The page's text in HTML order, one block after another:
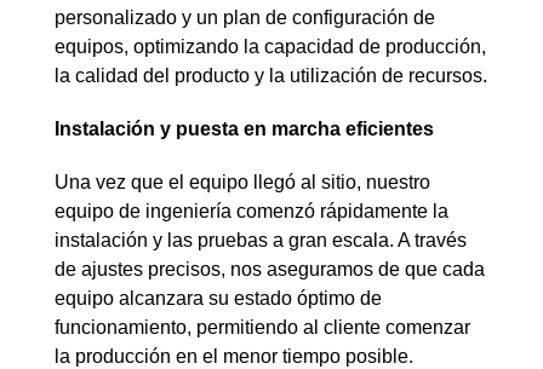
personalizado y un plan de configuración de
equipos, optimizando la capacidad de producción,
la calidad del producto y la utilización de recursos.
Instalación y puesta en marcha eficientes
Una vez que el equipo llegó al sitio, nuestro
equipo de ingeniería comenzó rápidamente la
instalación y las pruebas a gran escala. A través
de ajustes precisos, nos aseguramos de que cada
equipo alcanzara su estado óptimo de
funcionamiento, permitiendo al cliente comenzar
la producción en el menor tiempo posible.